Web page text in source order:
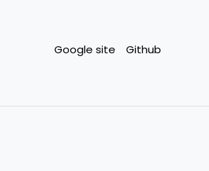
Google site Github